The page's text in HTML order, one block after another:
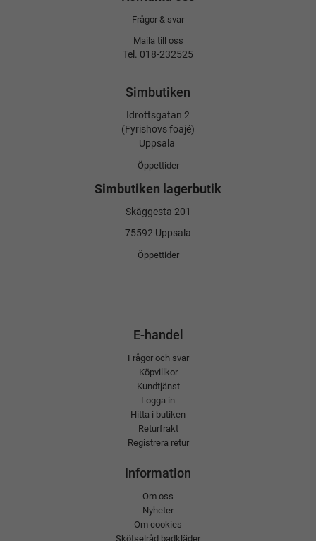
Frågor & svar
Maila till oss
Tel. 018-232525
Simbutiken
Idrottsgatan 2
(Fyrishovs foajé)
Uppsala
Öppettider
Simbutiken lagerbutik
Skäggesta 201
75592 Uppsala
Öppettider
E-handel
Frågor och svar
Köpvillkor
Kundtjänst
Logga in
Hitta i butiken
Returfrakt
Registrera retur
Information
Om oss
Nyheter
Om cookies
Skötselråd badkläder